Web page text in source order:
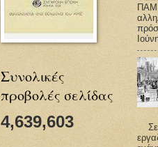
Συνολικές
προβολές σελίδας
4,639,603
Σε